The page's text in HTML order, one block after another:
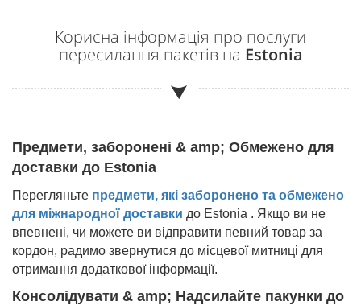
Корисна інформація про послуги
пересилання пакетів на Estonia
Предмети, заборонені & amp; Обмежено для
доставки до Estonia
Перегляньте предмети, які заборонено та обмежено
для міжнародної доставки до Estonia . Якщо ви не
впевнені, чи можете ви відправити певний товар за
кордон, радимо звернутися до місцевої митниці для
отримання додаткової інформації.
Консолідувати & amp; Надсилайте пакунки до